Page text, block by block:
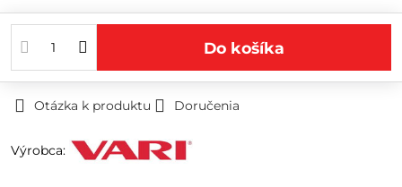
Do košíka
Otázka k produktu Doručenia
Výrobca: